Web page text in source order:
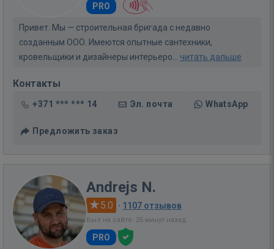
PRO
Привет. Мы — строительная бригада с недавно
созданным ООО. Имеются опытные сантехники,
кровельщики и дизайнеры интерьеро... читать дальше
Контакты
+371 *** *** 14 Эл. почта WhatsApp
Предложить заказ
Andrejs N.
5.0 · 1107 отзывов
Был на сайте: 25 минут назад
PRO